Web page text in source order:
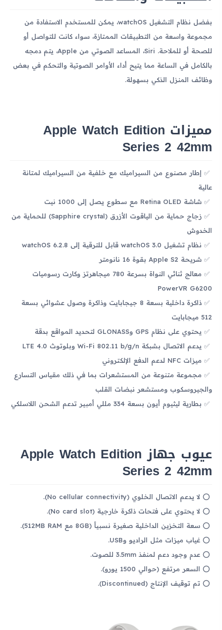
بفضل نظام التشغيل watchOS، يمكن للمستخدم الاستفادة من
مجموعة واسعة من التطبيقات الممتازة، سواء كانت للتواصل أو
للصحة أو للملاحة. Siri، المساعد الصوتي من Apple، يتم دمجه
بالكامل في الساعة مما يتيح أداء الأوامر الصوتية والتحكم في بعض
وظائف المنزل الذكي بسهولة.
مميزات Apple Watch Edition
Series 2 42mm
إطار مصنوع من السيراميك مع خلفية من السيراميك لمتانة
عالية
شاشة Retina OLED مع سطوع يصل إلى 1000 نيت
زجاج حماية من الياقوت الأزرق (Sapphire crystal) للحماية من
الخدوش
نظام تشغيل watchOS 3.0 قابل للترقية إلى watchOS 6.2.8
شريحة Apple S2 بقوة 16 نانومتر
معالج ثنائي النواة بسرعة 780 ميجاهرتز وكارت رسوميات
PowerVR G6200
ذاكرة داخلية بسعة 8 جيجابايت وذاكرة وصول عشوائي بسعة
512 ميجابايت
يحتوي على نظام GPS وGLONASS لتحديد المواقع بدقة
يدعم الاتصال بشبكة Wi-Fi 802.11 b/g/n وبلوتوث 4.0 LTE
ميزات NFC لدعم الدفع الإلكتروني
مجموعة متنوعة من المستشعرات بما في ذلك مقياس التسارع
والجيروسكوب ومستشعر نبضات القلب
بطارية ليثيوم أيون بسعة 334 مللي أمبير تدعم الشحن اللاسلكي
عيوب جهاز Apple Watch Edition
Series 2 42mm
لا يدعم الاتصال الخلوي (No cellular connectivity).
لا يحتوي على فتحات ذاكرة خارجية (No card slot).
سعة التخزين الداخلية صغيرة نسبياً (8GB مع 512MB RAM).
غياب ميزات مثل الراديو وUSB.
عدم وجود دعم لمنفذ 3.5mm للصوت.
السعر مرتفع (حوالي 1500 يورو).
تم توقيف الإنتاج (Discontinued).